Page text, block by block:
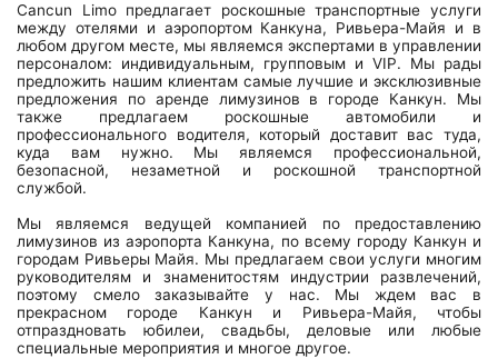
Cancun Limo предлагает роскошные транспортные услуги
между отелями и аэропортом Канкуна, Ривьера-Майя и в
любом другом месте, мы являемся экспертами в управлении
персоналом: индивидуальным, групповым и VIP. Мы рады
предложить нашим клиентам самые лучшие и эксклюзивные
предложения по аренде лимузинов в городе Канкун. Мы
также предлагаем роскошные автомобили и
профессионального водителя, который доставит вас туда,
куда вам нужно. Мы являемся профессиональной,
безопасной, незаметной и роскошной транспортной
службой.
Мы являемся ведущей компанией по предоставлению
лимузинов из аэропорта Канкуна, по всему городу Канкун и
городам Ривьеры Майя. Мы предлагаем свои услуги многим
руководителям и знаменитостям индустрии развлечений,
поэтому смело заказывайте у нас. Мы ждем вас в
прекрасном городе Канкун и Ривьера-Майя, чтобы
отпраздновать юбилеи, свадьбы, деловые или любые
специальные мероприятия и многое другое.